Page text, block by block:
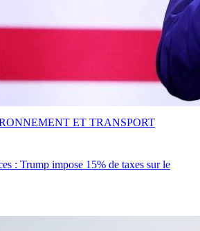
: Trump impose 15% de taxes sur le
ET TRANSPORT